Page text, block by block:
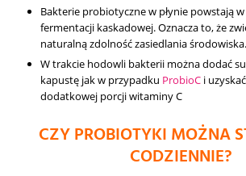
Bakterie probiotyczne w płynie powstają
fermentacji kaskadowej. Oznacza to, że
naturalną zdolność zasiedlania środowiska.
W trakcie hodowli bakterii można dodać
kapustę jak w przypadku ProbioC i
dodatkowej porcji witaminy C
CZY PROBIOTYKI MOŻNA
CODZIENNIE?